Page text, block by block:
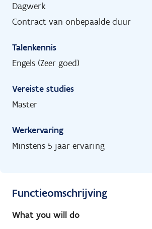
Dagwerk
Contract van onbepaalde duur
Talenkennis
Engels (Zeer goed)
Vereiste studies
Master
Werkervaring
Minstens 5 jaar ervaring
Functieomschrijving
What you will do